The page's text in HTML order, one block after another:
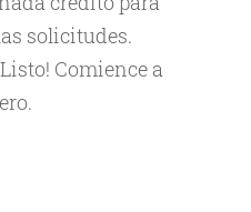
solicitudes.
Comience a